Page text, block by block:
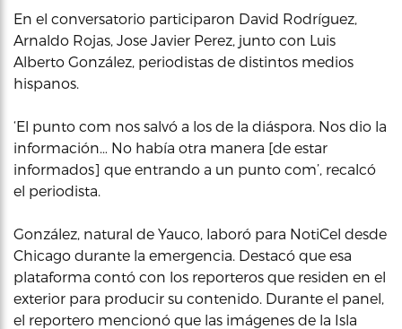
En el conversatorio participaron David Rodríguez,
Arnaldo Rojas, Jose Javier Perez, junto con Luis
Alberto González, periodistas de distintos medios
hispanos.
‘El punto com nos salvó a los de la diáspora. Nos dio la
información… No había otra manera [de estar
informados] que entrando a un punto com’, recalcó
el periodista.
González, natural de Yauco, laboró para NotiCel desde
Chicago durante la emergencia. Destacó que esa
plataforma contó con los reporteros que residen en el
exterior para producir su contenido. Durante el panel,
el reportero mencionó que las imágenes de la Isla